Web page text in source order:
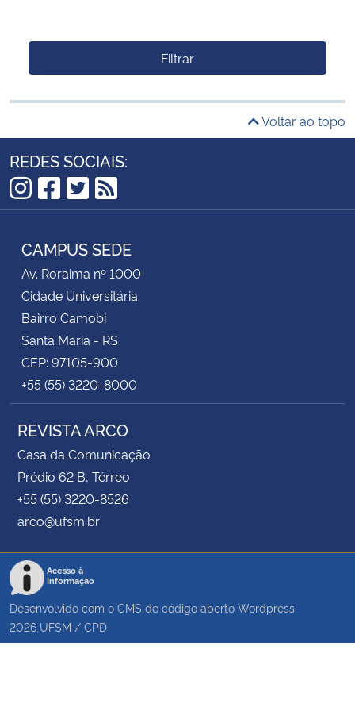
Filtrar
Voltar ao topo
REDES SOCIAIS:
Instagram
Facebook
Twitter
RSS
CAMPUS SEDE
Av. Roraima nº 1000
Cidade Universitária
Bairro Camobi
Santa Maria - RS
CEP: 97105-900
+55 (55) 3220-8000
REVISTA ARCO
Casa da Comunicação
Prédio 62 B, Térreo
+55 (55) 3220-8526
arco@ufsm.br
Acesso à
Informação
Desenvolvido com o CMS de código aberto Wordpress
2026 UFSM / CPD